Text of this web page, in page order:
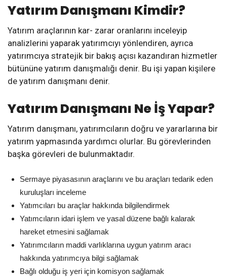
Yatırım Danışmanı Kimdir?
Yatırım araçlarının kar- zarar oranlarını inceleyip
analizlerini yaparak yatırımcıyı yönlendiren, ayrıca
yatırımcıya stratejik bir bakış açısı kazandıran hizmetler
bütününe yatırım danışmalığı denir. Bu işi yapan kişilere
de yatırım danışmanı denir.
Yatırım Danışmanı Ne İş Yapar?
Yatırım danışmanı, yatırımcıların doğru ve yararlarına bir
yatırım yapmasında yardımcı olurlar. Bu görevlerinden
başka görevleri de bulunmaktadır.
Sermaye piyasasının araçlarını ve bu araçları tedarik eden
kuruluşları inceleme
Yatımcıları bu araçlar hakkında bilgilendirmek
Yatımcıların idari işlem ve yasal düzene bağlı kalarak
hareket etmesini sağlamak
Yatırımcıların maddi varlıklarına uygun yatırım aracı
hakkında yatırımcıya bilgi sağlamak
Bağlı olduğu iş yeri için komisyon sağlamak